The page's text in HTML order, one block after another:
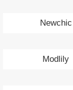
Newchic
Modlily